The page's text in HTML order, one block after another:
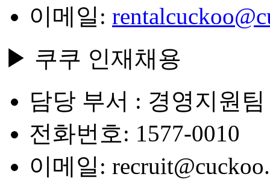
이메일:
▶ 쿠쿠 인재채용
담당 부서 : 경영지원팀
전화번호: 1577-0010
이메일: